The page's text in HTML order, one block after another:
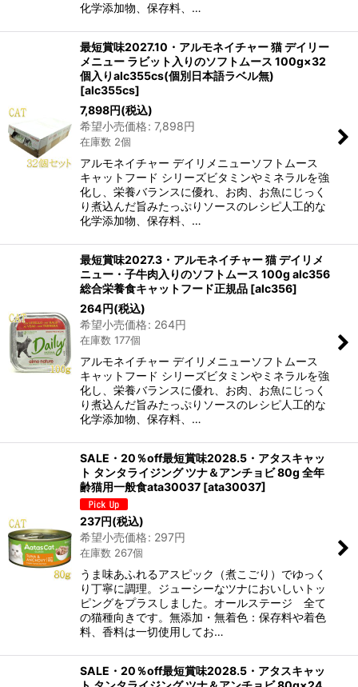
化学添加物、保存料、…
最短賞味2027.10・アルモネイチャー 猫 デイリー
メニュー ラビット入りのソフトムース 100g×32
個入りalc355cs(個別日本語ラベル無)
[alc355cs]
7,898円(税込)
希望小売価格: 7,898円
在庫数 2個
アルモネイチャー デイリメニューソフトムース
キャットフード シリーズビタミンやミネラルを強
化し、栄養バランスに優れ、お肉、お魚にじっく
り煮込んだ旨みたっぷりソースのレシピ人工的な
化学添加物、保存料、…
最短賞味2027.3・アルモネイチャー 猫 デイリメ
ニュー・子牛肉入りのソフトムース 100g alc356
総合栄養食キャットフード正規品 [alc356]
264円(税込)
希望小売価格: 264円
在庫数 177個
アルモネイチャー デイリメニューソフトムース
キャットフード シリーズビタミンやミネラルを強
化し、栄養バランスに優れ、お肉、お魚にじっく
り煮込んだ旨みたっぷりソースのレシピ人工的な
化学添加物、保存料、…
SALE・20％off最短賞味2028.5・アタスキャッ
ト タンタライジング ツナ＆アンチョビ 80g 全年
齢猫用一般食ata30037 [ata30037]
237円(税込)
希望小売価格: 297円
在庫数 267個
うま味あふれるアスピック（煮こごり）でゆっく
り丁寧に調理。ジューシーなツナにおいしいトッ
ピングをプラスしました。オールステージ 全て
の猫種向きです。無添加・無着色：保存料や着色
料、香料は一切使用してお…
SALE・20％off最短賞味2028.5・アタスキャッ